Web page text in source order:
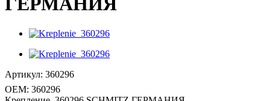
Артикул: 360296
OEM: 360296